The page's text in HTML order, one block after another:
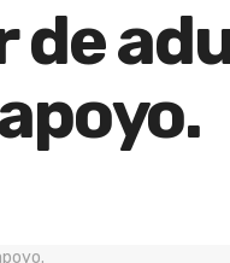
de